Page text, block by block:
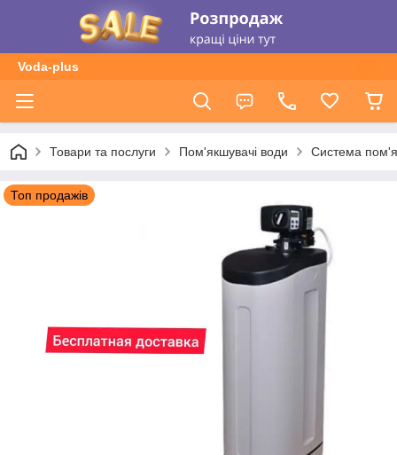
Voda-plus
Товари та послуги Пом'якшувачі води Система
Топ продажів